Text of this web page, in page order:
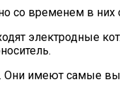
со временем в них
электродные
имеют самые